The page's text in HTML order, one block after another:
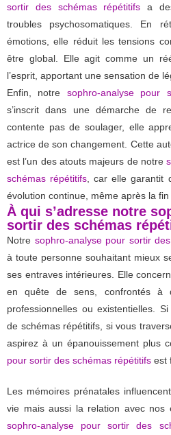
sortir des schémas répétitifs a
troubles psychosomatiques. En
émotions, elle réduit les tensions
être global. Elle agit comme un
l’esprit, apportant une sensation de
Enfin, notre sophro-analyse pour
s’inscrit dans une démarche de
contente pas de soulager, elle
actrice de son changement. Cette
est l’un des atouts majeurs de notre
schémas répétitifs , car elle garantit
évolution continue, même après la
À qui s’adresse notre
sortir des schémas
Notre sophro-analyse pour sortir
à toute personne souhaitant mieux
ses entraves intérieures. Elle
en quête de sens, confrontés à
professionnelles ou existentielles.
de schémas répétitifs, si vous
aspirez à un épanouissement plus
pour sortir des schémas répétitifs est
Les mémoires prénatales
vie mais aussi la relation avec nos
sophro-analyse pour sortir des